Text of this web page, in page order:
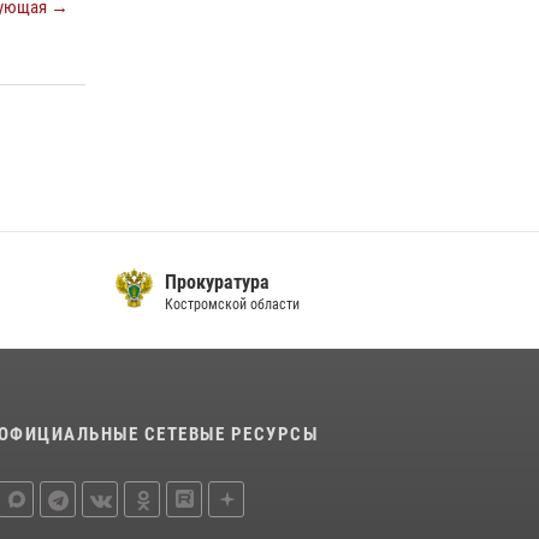
→
Прокуратура
Костромской области
СЕТЕВЫЕ РЕСУРСЫ